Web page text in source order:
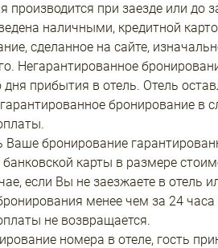
производится при заезде или до
наличными, кредитной
сделанное на сайте,
Негарантированное
прибытия в отель. Отель
бронирование в
Ваше бронирование
карты в размере
если Вы не заезжаете в отель
менее чем за 24
не возвращается.
номера в отеле, гость